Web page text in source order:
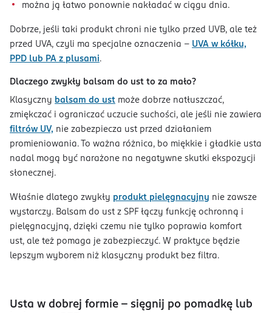
można ją łatwo ponownie nakładać w ciągu dnia.
Dobrze, jeśli taki produkt chroni nie tylko przed UVB, ale też
przed UVA, czyli ma specjalne oznaczenia – UVA w kółku,
PPD lub PA z plusami.
Dlaczego zwykły balsam do ust to za mało?
Klasyczny balsam do ust może dobrze natłuszczać,
zmiękczać i ograniczać uczucie suchości, ale jeśli nie zawiera
filtrów UV, nie zabezpiecza ust przed działaniem
promieniowania. To ważna różnica, bo miękkie i gładkie usta
nadal mogą być narażone na negatywne skutki ekspozycji
słonecznej.
Właśnie dlatego zwykły produkt pielęgnacyjny nie zawsze
wystarczy. Balsam do ust z SPF łączy funkcję ochronną i
pielęgnacyjną, dzięki czemu nie tylko poprawia komfort
ust, ale też pomaga je zabezpieczyć. W praktyce będzie
lepszym wyborem niż klasyczny produkt bez filtra.
Usta w dobrej formie - sięgnij po pomadkę lub